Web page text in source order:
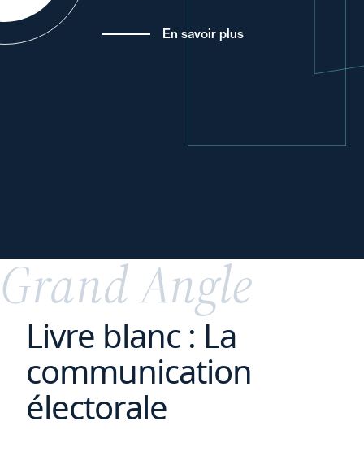
En savoir plus
Grand Angle
Livre blanc : La
communication
électorale